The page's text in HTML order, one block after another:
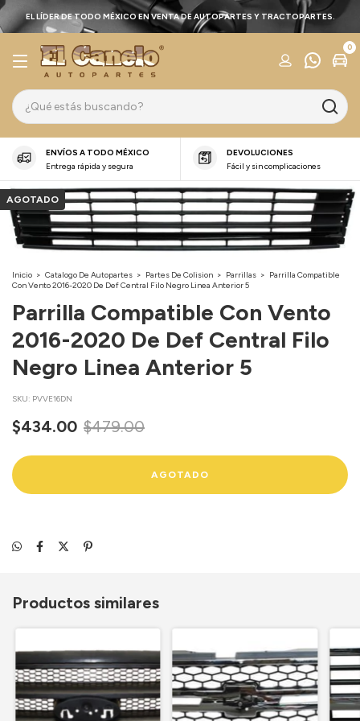
EL LÍDER DE TODO MÉXICO EN VENTA DE AUTOPARTES Y TRACTOPARTES.
0
ENVÍOS A TODO MÉXICO
Entrega rápida y segura
DEVOLUCIONES
Fácil y sin complicaciones
AGOTADO
Inicio > Catalogo De Autopartes > Partes De Colision > Parrillas > Parrilla Compatible
Con Vento 2016-2020 De Def Central Filo Negro Linea Anterior 5
Parrilla Compatible Con Vento
2016-2020 De Def Central Filo
Negro Linea Anterior 5
SKU: PVVE16DN
$434.00 $479.00
Productos similares